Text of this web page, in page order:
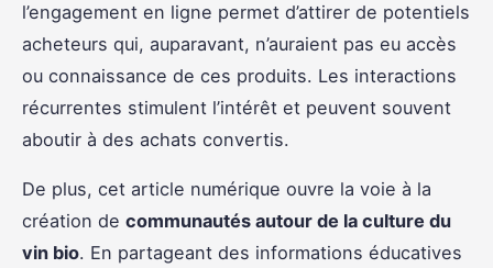
l’engagement en ligne permet d’attirer de potentiels
acheteurs qui, auparavant, n’auraient pas eu accès
ou connaissance de ces produits. Les interactions
récurrentes stimulent l’intérêt et peuvent souvent
aboutir à des achats convertis.
De plus, cet article numérique ouvre la voie à la
création de communautés autour de la culture du
vin bio. En partageant des informations éducatives